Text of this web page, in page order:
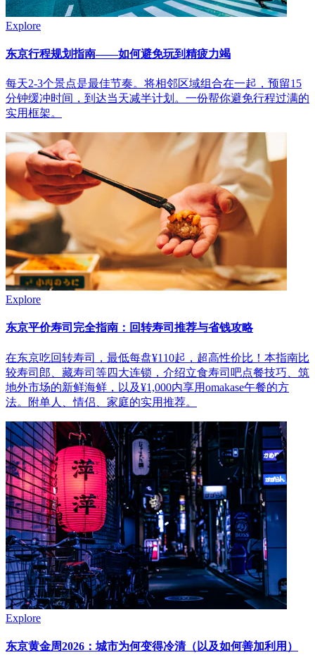
Explore
东京行程规划指南——如何避免玩到精疲力竭
每天2-3个景点是最佳节奏。将相邻区域组合在一起，预留15
分钟缓冲时间，到达当天减半计划。一份帮你避免行程过满的
实用框架。
Explore
东京平价寿司完全指南：回转寿司推荐与省钱攻略
在东京吃回转寿司，最低每盘¥110起，超高性价比！本指南比
较寿司郎、藏寿司等四大连锁，介绍立食寿司吧点餐技巧、筑
地外市场的新鲜海鲜，以及¥1,000内享用omakase午餐的方
法。附单人、情侣、家庭的实用推荐。
Explore
东京黄金周2026：城市为何变得冷清（以及如何善加利用）